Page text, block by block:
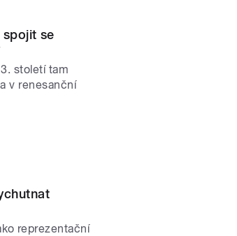
spojit se
století tam
v renesanční
reprezentační